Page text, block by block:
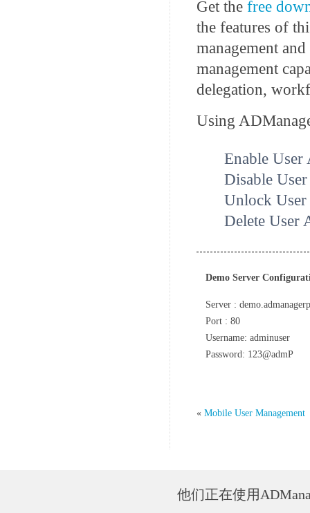
Get the free
the features of
management
management
delegation,
Using
Enable User
Disable
Unlock User
Delete User
Demo Server
Server :
Port : 80
Username: adminuser
Password: 123@admP
« Mobile User Management
他们正在使用